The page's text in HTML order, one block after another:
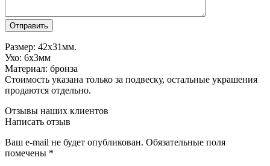
Размер: 42х31мм.
Ухо: 6х3мм
Материал: бронза
Стоимость указана только за подвеску, остальные украшения
продаются отдельно.
Отзывы наших клиентов
Написать отзыв
Ваш e-mail не будет опубликован. Обязательные поля
помечены *